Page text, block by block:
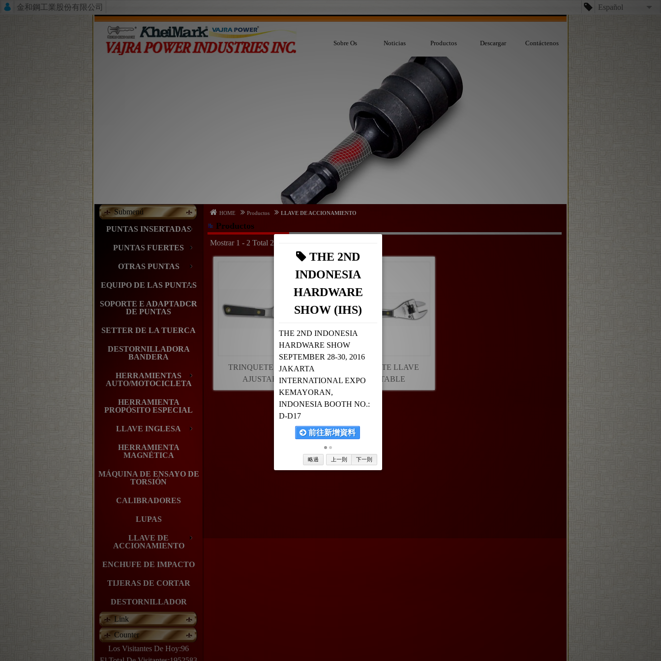
金和鋼工業股份有限公司 Español
Sobre Os Noticias Productos Descargar Contáctenos
Submenú
PUNTAS INSERTADAS
PUNTAS FUERTES
OTRAS PUNTAS
EQUIPO DE LAS PUNTAS
SOPORTE E ADAPTADOR
DE PUNTAS
SETTER DE LA TUERCA
DESTORNILLADORA
BANDERA
HERRAMIENTAS
AUTO/MOTOCICLETA
HERRAMIENTA
PROPÓSITO ESPECIAL
LLAVE INGLESA
HERRAMIENTA
MAGNÉTICA
MÁQUINA DE ENSAYO DE
TORSIÓN
CALIBRADORES
LUPAS
LLAVE DE
ACCIONAMIENTO
ENCHUFE DE IMPACTO
TIJERAS DE CORTAR
DESTORNILLADOR
Link
Counter
Los Visitantes De Hoy:96
HOME Productos LLAVE DE ACCIONAMIENTO
Productos
Mostrar 1 - 2 Total 2
TRINQUETE LLAVE
AJUSTABLE
TRINQUETE LLAVE
AJUSTABLE
THE 2ND
INDONESIA
HARDWARE
SHOW (IHS)
THE 2ND INDONESIA
HARDWARE SHOW
SEPTEMBER 28-30, 2016
JAKARTA
INTERNATIONAL EXPO
KEMAYORAN,
INDONESIA BOOTH NO.:
D-D17
前往新增資料
略過 上一則 下一則